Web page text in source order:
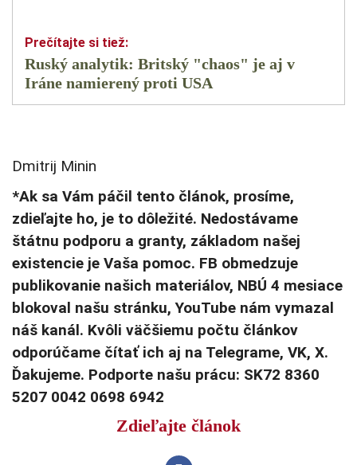
Ruský analytik: Britský "chaos" je aj v
Iráne namierený proti USA
Dmitrij Minin
*Ak sa Vám páčil tento článok, prosíme,
zdieľajte ho, je to dôležité. Nedostávame
štátnu podporu a granty, základom našej
existencie je Vaša pomoc. FB obmedzuje
publikovanie našich materiálov, NBÚ 4 mesiace
blokoval našu stránku, YouTube nám vymazal
náš kanál. Kvôli väčšiemu počtu článkov
odporúčame čítať ich aj na Telegrame, VK, X.
Ďakujeme. Podporte našu prácu: SK72 8360
5207 0042 0698 6942
Zdieľajte článok